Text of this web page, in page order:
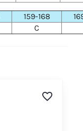
159-168
C
favorite_border